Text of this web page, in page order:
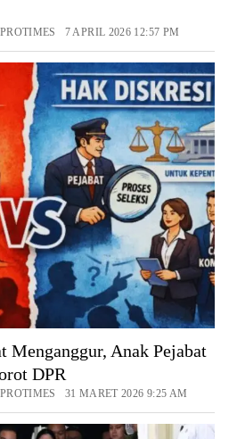
7 APRIL 2026 12:57 PM
Menganggur, Anak Pejabat
DPR
31 MARET 2026 9:25 AM